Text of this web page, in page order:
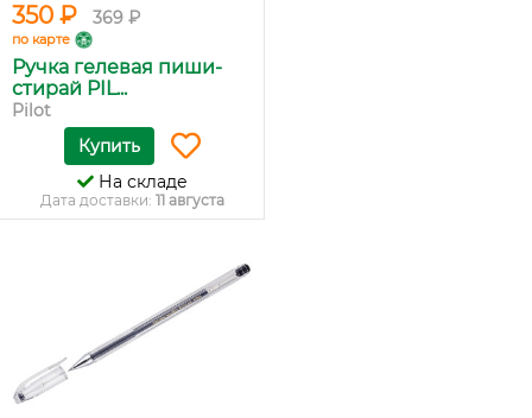
350 ₽ 369 ₽
по карте
Ручка гелевая пиши-
стирай PIL...
Pilot
Купить
На складе
Дата доставки: 11 августа